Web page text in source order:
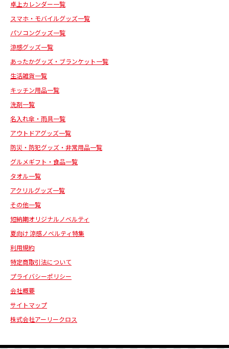
卓上カレンダー一覧
スマホ・モバイルグッズ一覧
パソコングッズ一覧
涼感グッズ一覧
あったかグッズ・ブランケット一覧
生活雑貨一覧
キッチン用品一覧
洗剤一覧
名入れ傘・雨具一覧
アウトドアグッズ一覧
防災・防犯グッズ・非常用品一覧
グルメギフト・食品一覧
タオル一覧
アクリルグッズ一覧
その他一覧
短納期オリジナルノベルティ
夏向け 涼感ノベルティ特集
利用規約
特定商取引法について
プライバシーポリシー
会社概要
サイトマップ
株式会社アーリークロス